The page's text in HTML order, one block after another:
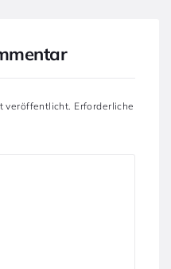
veröffentlicht. Erforderliche